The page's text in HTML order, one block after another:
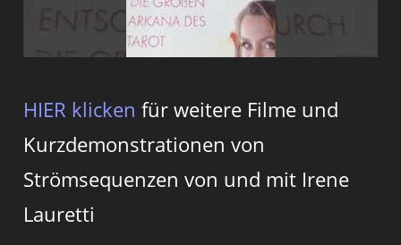
HIER klicken für weitere Filme und
Kurzdemonstrationen von
Strömsequenzen von und mit Irene
Lauretti